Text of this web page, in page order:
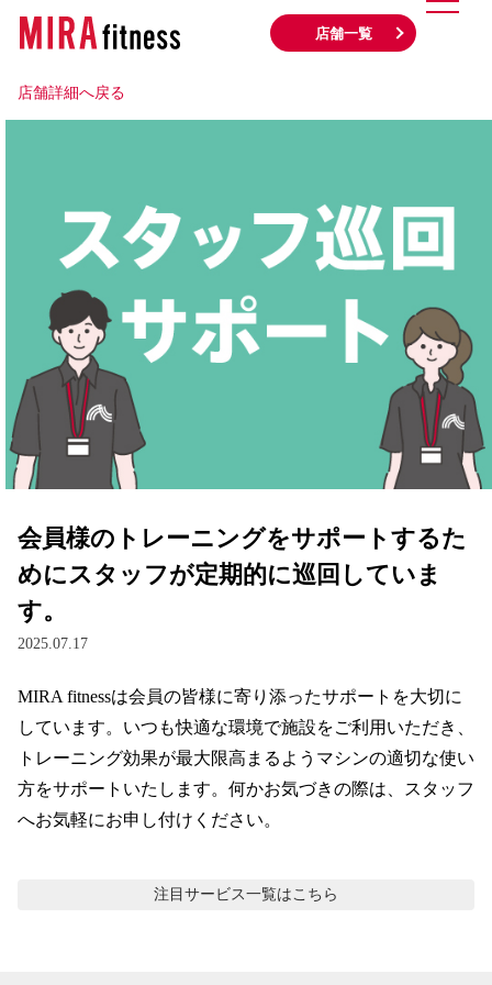
店舗一覧
店舗詳細へ戻る
会員様のトレーニングをサポートするた
めにスタッフが定期的に巡回していま
す。
2025.07.17
MIRA fitnessは会員の皆様に寄り添ったサポートを大切に
しています。いつも快適な環境で施設をご利用いただき、
トレーニング効果が最大限高まるようマシンの適切な使い
方をサポートいたします。何かお気づきの際は、スタッフ
へお気軽にお申し付けください。
注目サービス一覧はこちら